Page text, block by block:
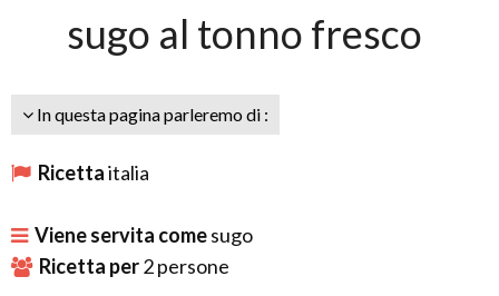
sugo al tonno fresco
In questa pagina parleremo di :
Ricettaitalia
Viene servita comesugo
Ricetta per2persone